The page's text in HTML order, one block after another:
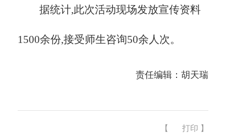
据统计,此次活动现场发放宣传资料
1500余份,接受师生咨询50余人次。
责任编辑：胡天瑞
【 打印 】